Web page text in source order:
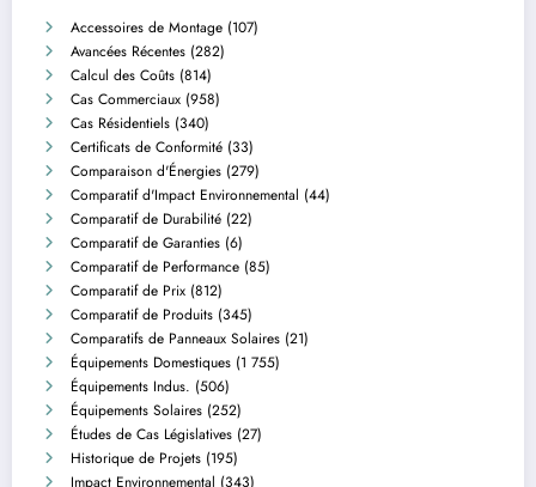
Accessoires de Montage (107)
Avancées Récentes (282)
Calcul des Coûts (814)
Cas Commerciaux (958)
Cas Résidentiels (340)
Certificats de Conformité (33)
Comparaison d'Énergies (279)
Comparatif d'Impact Environnemental (44)
Comparatif de Durabilité (22)
Comparatif de Garanties (6)
Comparatif de Performance (85)
Comparatif de Prix (812)
Comparatif de Produits (345)
Comparatifs de Panneaux Solaires (21)
Équipements Domestiques (1 755)
Équipements Indus. (506)
Équipements Solaires (252)
Études de Cas Législatives (27)
Historique de Projets (195)
Impact Environnemental (343)